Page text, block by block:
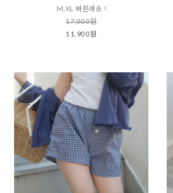
M,XL 빠른배송 !
17,000원
11,900원